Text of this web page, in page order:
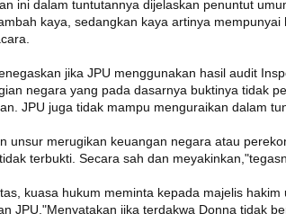
ini dalam tuntutannya dijelaskan penuntut
kaya, sedangkan kaya artinya mempunyai
jika JPU menggunakan hasil audit
negara yang pada dasarnya buktinya tidak
JPU juga tidak mampu menguraikan dalam
unsur merugikan keuangan negara atau
terbukti. Secara sah dan
kuasa hukum meminta kepada majelis hakim
JPU."Menyatakan jika terdakwa Donna tidak